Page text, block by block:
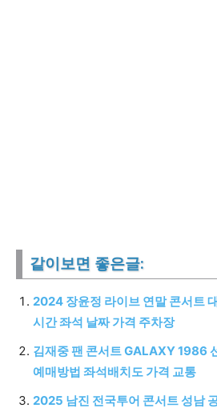
같이보면 좋은글:
2024 장윤정 라이브 연말 콘서트
시간 좌석 날짜 가격 주차장
김재중 팬 콘서트 GALAXY 1986
예매방법 좌석배치도 가격 교통
2025 남진 전국투어 콘서트 성남